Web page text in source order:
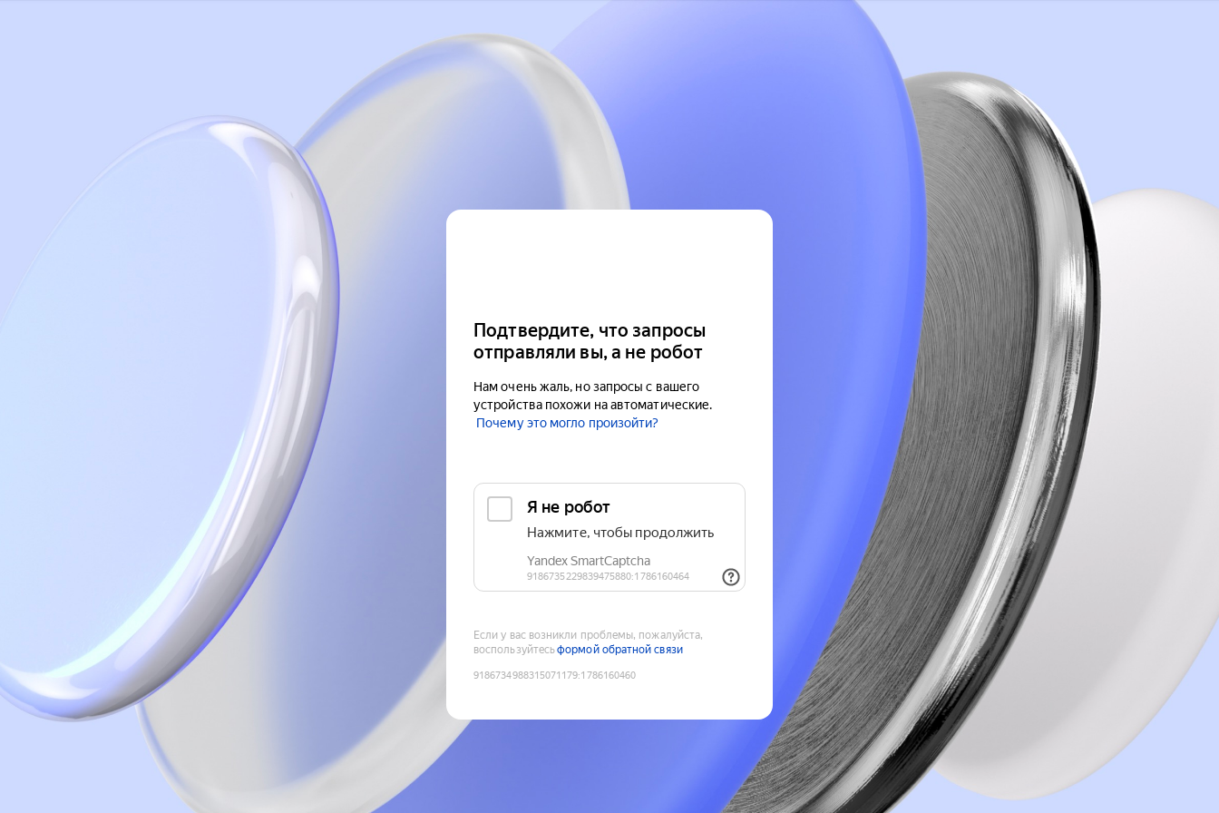
Подтвердите, что запросы
отправляли вы, а не робот
Нам очень жаль, но запросы с вашего
устройства похожи на автоматические.
Почему это могло произойти?
Если у вас возникли проблемы, пожалуйста,
воспользуйтесьформой обратной связи
9186734988315071179:1786160460